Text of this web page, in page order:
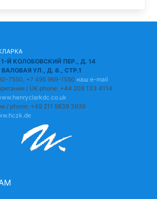
Й КОЛОБОВСКИЙ ПЕР., Д. 14
УЛ., Д. 8., СТР.1
7550, +7 495 969-1550 наш e-mail
/ UK phone: +44 208 133 4114
/ phone: +49 211 9839 3939